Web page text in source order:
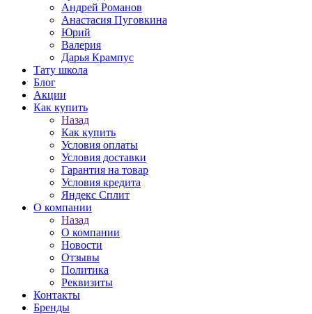
Андрей Романов
Анастасия Пуговкина
Юрий
Валерия
Дарья Крампус
Тату школа
Блог
Акции
Как купить
Назад
Как купить
Условия оплаты
Условия доставки
Гарантия на товар
Условия кредита
Яндекс Сплит
О компании
Назад
О компании
Новости
Отзывы
Политика
Реквизиты
Контакты
Бренды